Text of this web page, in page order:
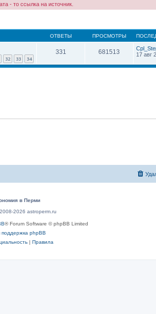
- то ссылка на источник.
ОТВЕТЫ ПРОСМОТРЫ
32 33 34
331 681513
17 авг
в Перми
2026 astroperm.ru
® Forum Software © phpBB Limited
поддержка phpBB
| Правила